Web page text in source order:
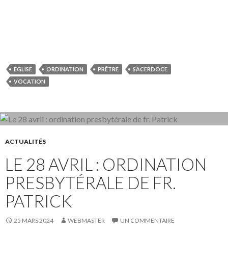
EGLISE ORDINATION PRÊTRE
SACERDOCE
VOCATION
ACTUALITÉS
LE 28 AVRIL : ORDINATION
PRESBYTÉRALE DE FR.
PATRICK
25 MARS 2024 WEBMASTER UN COMMENTAIRE